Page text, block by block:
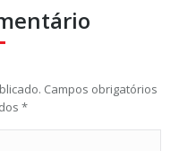
Campos obrigatórios
*